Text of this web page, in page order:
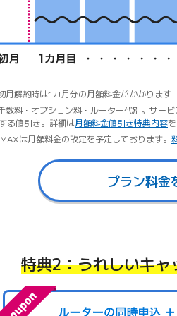
月解約時は1カ月分の月額料金がかかります
数料・オプション料・ルーター代別。サー
る値引き。詳細は月額料金値引き特典内容
は月額料金の改定を予定しております。
プラン料金
特典2：うれしいキ